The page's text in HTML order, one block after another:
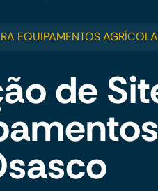
EQUIPAMENTOS
de